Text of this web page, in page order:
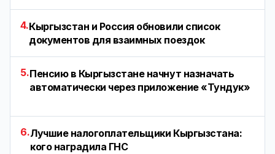
4.Кыргызстан и Россия обновили список
документов для взаимных поездок
5.Пенсию в Кыргызстане начнут назначать
автоматически через приложение «Тундук»
6.Лучшие налогоплательщики Кыргызстана:
кого наградила ГНС